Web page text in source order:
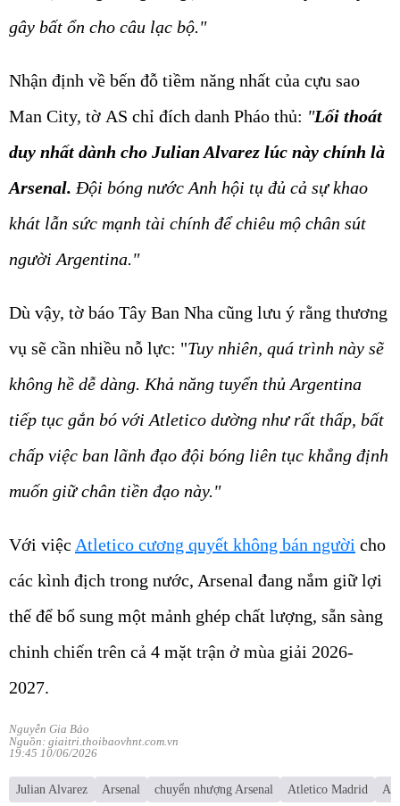
gây bất ổn cho câu lạc bộ."
Nhận định về bến đỗ tiềm năng nhất của cựu sao
Man City, tờ AS chỉ đích danh Pháo thủ: "Lối thoát
duy nhất dành cho Julian Alvarez lúc này chính là
Arsenal. Đội bóng nước Anh hội tụ đủ cả sự khao
khát lẫn sức mạnh tài chính để chiêu mộ chân sút
người Argentina."
Dù vậy, tờ báo Tây Ban Nha cũng lưu ý rằng thương
vụ sẽ cần nhiều nỗ lực: "Tuy nhiên, quá trình này sẽ
không hề dễ dàng. Khả năng tuyển thủ Argentina
tiếp tục gắn bó với Atletico dường như rất thấp, bất
chấp việc ban lãnh đạo đội bóng liên tục khẳng định
muốn giữ chân tiền đạo này."
Với việc Atletico cương quyết không bán người cho
các kình địch trong nước, Arsenal đang nắm giữ lợi
thế để bổ sung một mảnh ghép chất lượng, sẵn sàng
chinh chiến trên cả 4 mặt trận ở mùa giải 2026-
2027.
Nguyễn Gia Bảo
Nguồn: giaitri.thoibaovhnt.com.vn
19:45 10/06/2026
Julian Alvarez Arsenal chuyển nhượng Arsenal Atletico Madrid